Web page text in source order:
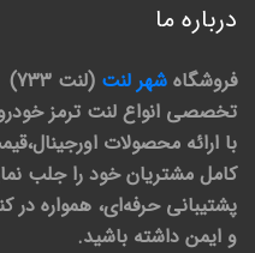
درباره ما
فروشگاه شهر لنت
تخصصی انواع لنت ترمز
با ارائه محصولات
کامل مشتریان خود را جلب
پشتیبانی حرفه‌ای، همواره در
و ایمن داشته باشید.